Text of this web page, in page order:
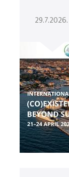
29.7.2026.